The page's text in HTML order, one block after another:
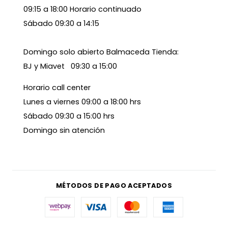
09:15 a 18:00 Horario continuado
Sábado 09:30 a 14:15
Domingo solo abierto Balmaceda Tienda:
BJ y Miavet 09:30 a 15:00
Horario call center
Lunes a viernes 09:00 a 18:00 hrs
Sábado 09:30 a 15:00 hrs
Domingo sin atención
MÉTODOS DE PAGO ACEPTADOS